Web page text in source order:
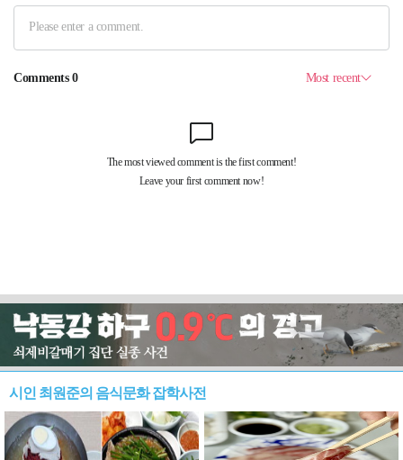
시인 최원준의 음식문화 잡학사전